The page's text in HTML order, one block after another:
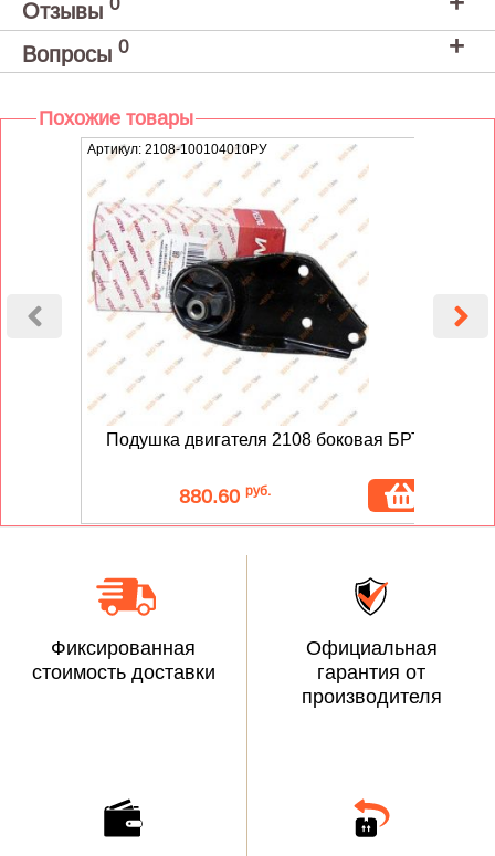
Отзывы
Вопросы 0
Похожие товары
Артикул: 2108-100104010РУ
Подушка двигателя 2108 боковая БРТ
880.60 руб.
Фиксированная
стоимость доставки
Официальная
гарантия от
производителя